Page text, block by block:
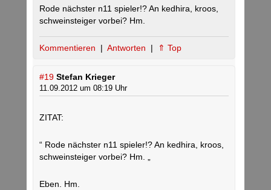
Rode nächster n11 spieler!? An kedhira, kroos,
schweinsteiger vorbei? Hm.
Kommentieren | Antworten | ⇑ Top
#19 Stefan Krieger
11.09.2012 um 08:19 Uhr
ZITAT:
“ Rode nächster n11 spieler!? An kedhira, kroos,
schweinsteiger vorbei? Hm. „
Eben. Hm.